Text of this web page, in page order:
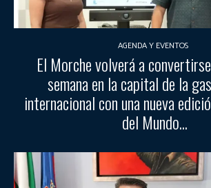
AGENDA Y EVENTOS
El Morche volverá a
semana en la capital de la
internacional con una nueva
del Mundo...